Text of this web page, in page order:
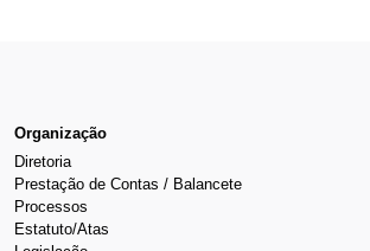
Organização
Diretoria
Prestação de Contas / Balancete
Processos
Estatuto/Atas